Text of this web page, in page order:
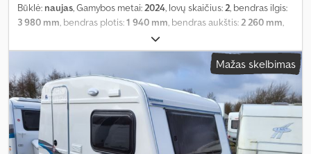
Būklė: naujas, Gamybos metai: 2024, lovų skaičius: 2, bendras ilgis:
3 980 mm , bendras plotis:1 940 mm , bendras aukštis: 2 260 mm
, bendras svoris:
autonominis šildytuvas, vonios kambarys,
Mažas skelbimas